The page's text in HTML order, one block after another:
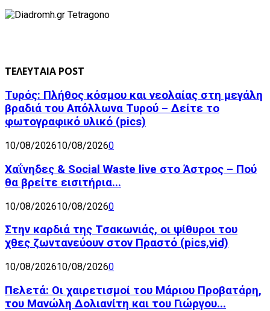
ΤΕΛΕΥΤΑΙΑ POST
Τυρός: Πλήθος κόσμου και νεολαίας στη μεγάλη
βραδιά του Απόλλωνα Τυρού – Δείτε το
φωτογραφικό υλικό (pics)
10/08/202610/08/20260
Χαΐνηδες & Social Waste live στο Άστρος – Πού
θα βρείτε εισιτήρια...
10/08/202610/08/20260
Στην καρδιά της Τσακωνιάς, οι ψίθυροι του
χθες ζωντανεύουν στον Πραστό (pics,vid)
10/08/202610/08/20260
Πελετά: Οι χαιρετισμοί του Μάριου Προβατάρη,
του Μανώλη Δολιανίτη και του Γιώργου...